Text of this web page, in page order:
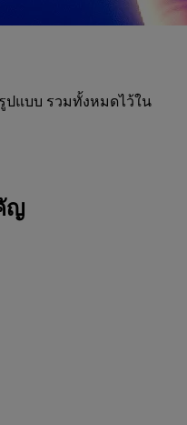
รูปแบบ รวมทั้งหมดไว้ใน
ญ